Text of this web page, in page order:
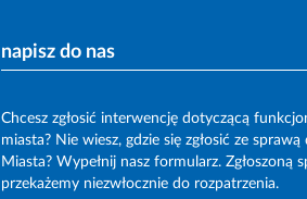
napisz do nas
Chcesz zgłosić interwencję dotyczącą
miasta? Nie wiesz, gdzie się zgłosić ze sprawą
Miasta? Wypełnij nasz formularz. Zgłoszoną
przekażemy niezwłocznie do rozpatrzenia.